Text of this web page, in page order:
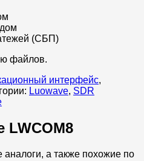
(СБП)
файлов.
интерфейс,
Luowave, SDR
LWCOM8
а также похожие по